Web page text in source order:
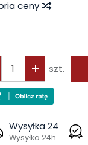
ceny
szt.
Wysyłka 24
Wysyłka 24h